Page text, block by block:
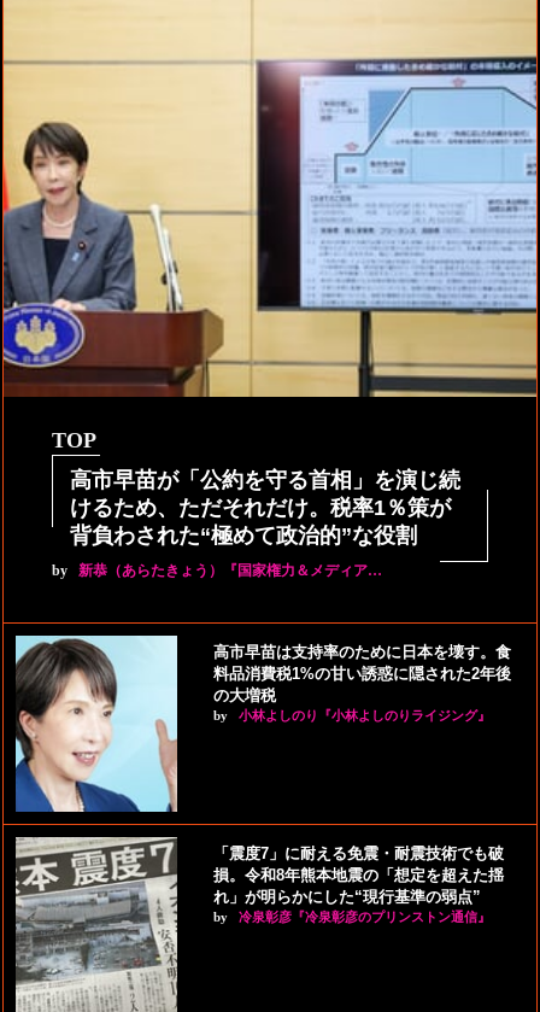
TOP
高市早苗が「公約を守る首相」を演じ続
けるため、ただそれだけ。税率1％策が
背負わされた“極めて政治的”な役割
by 新恭（あらたきょう）『国家権力＆メディア…
高市早苗は支持率のために日本を壊す。食
料品消費税1%の甘い誘惑に隠された2年後
の大増税
by 小林よしのり『小林よしのりライジング』
「震度7」に耐える免震・耐震技術でも破
損。令和8年熊本地震の「想定を超えた揺
れ」が明らかにした“現行基準の弱点”
by 冷泉彰彦『冷泉彰彦のプリンストン通信』